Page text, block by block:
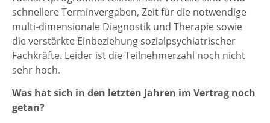
schnellere Terminvergaben, Zeit für die notwendige
multi-dimensionale Diagnostik und Therapie sowie
die verstärkte Einbeziehung sozialpsychiatrischer
Fachkräfte. Leider ist die Teilnehmerzahl noch nicht
sehr hoch.
Was hat sich in den letzten Jahren im Vertrag noch
getan?